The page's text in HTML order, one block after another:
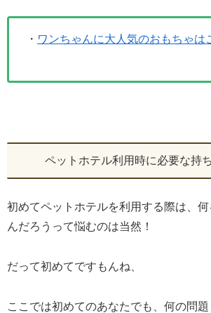
・ ワンちゃんに大人気のおもちゃは
ペットホテル利用時に必要な持
初めてペットホテルを利用する際は、
んだろうって悩むのは当然！
だって初めてですもんね、
ここでは初めてのあなたでも、何の問